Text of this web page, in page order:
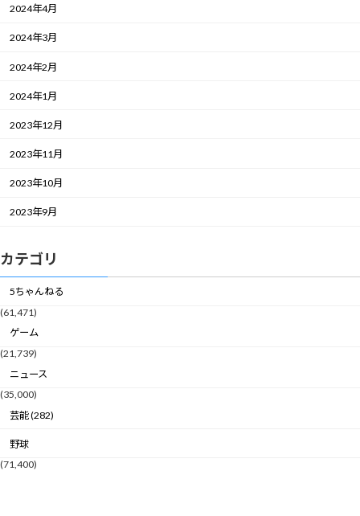
2024年4月
2024年3月
2024年2月
2024年1月
2023年12月
2023年11月
2023年10月
2023年9月
カテゴリ
5ちゃんねる
(61,471)
ゲーム
(21,739)
ニュース
(35,000)
芸能 (282)
野球
(71,400)